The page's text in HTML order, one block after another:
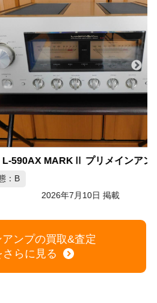
プリメインアンプ
年7月10日 掲載
ンプの買取&査定
らに見る